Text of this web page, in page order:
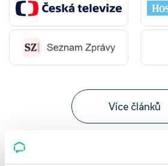
Více článků
Nepřehlédněte